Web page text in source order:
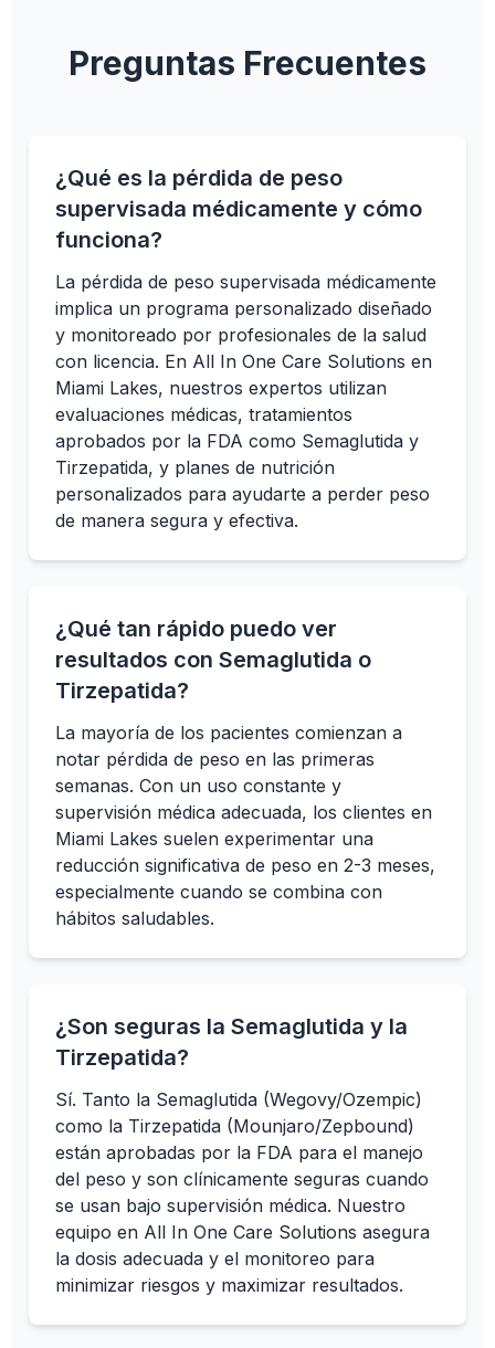
Preguntas Frecuentes
¿Qué es la pérdida de peso
supervisada médicamente y cómo
funciona?
La pérdida de peso supervisada médicamente
implica un programa personalizado diseñado
y monitoreado por profesionales de la salud
con licencia. En All In One Care Solutions en
Miami Lakes, nuestros expertos utilizan
evaluaciones médicas, tratamientos
aprobados por la FDA como Semaglutida y
Tirzepatida, y planes de nutrición
personalizados para ayudarte a perder peso
de manera segura y efectiva.
¿Qué tan rápido puedo ver
resultados con Semaglutida o
Tirzepatida?
La mayoría de los pacientes comienzan a
notar pérdida de peso en las primeras
semanas. Con un uso constante y
supervisión médica adecuada, los clientes en
Miami Lakes suelen experimentar una
reducción significativa de peso en 2-3 meses,
especialmente cuando se combina con
hábitos saludables.
¿Son seguras la Semaglutida y la
Tirzepatida?
Sí. Tanto la Semaglutida (Wegovy/Ozempic)
como la Tirzepatida (Mounjaro/Zepbound)
están aprobadas por la FDA para el manejo
del peso y son clínicamente seguras cuando
se usan bajo supervisión médica. Nuestro
equipo en All In One Care Solutions asegura
la dosis adecuada y el monitoreo para
minimizar riesgos y maximizar resultados.